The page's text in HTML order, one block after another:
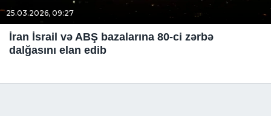
25.03.2026, 09:27
İran İsrail və ABŞ bazalarına 80-ci zərbə
dalğasını elan edib